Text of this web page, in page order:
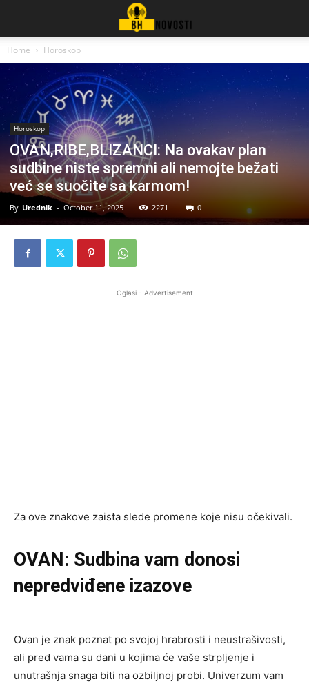
Home Horoskop
Horoskop
OVAN,RIBE,BLIZANCI: Na ovakav plan
sudbine niste spremni ali nemojte bežati
već se suočite sa karmom!
By Urednik - October 11, 2025 2271 0
Oglasi - Advertisement
Za ove znakove zaista slede promene koje nisu očekivali.
OVAN: Sudbina vam donosi
nepredviđene izazove
Ovan je znak poznat po svojoj hrabrosti i neustrašivosti,
ali pred vama su dani u kojima će vaše strpljenje i
unutrašnja snaga biti na ozbiljnoj probi. Univerzum vam